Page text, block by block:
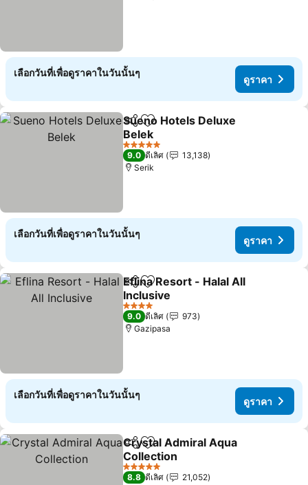
เลือกวันที่เพื่อดูราคาในวันนั้นๆ
ดูราคา
แชร์ เพิ่มในรายการโปรด
Sueno Hotels Deluxe
Belek
ดูราคา
5 ดาว
9.0 ดีเลิศ
13,138
Serik
เลือกวันที่เพื่อดูราคาในวันนั้นๆ
ดูราคา
แชร์ เพิ่มในรายการโปรด
Eflina Resort - Halal All
Inclusive
ดูราคา
4 ดาว
9.0 ดีเลิศ
973
Gazipasa
เลือกวันที่เพื่อดูราคาในวันนั้นๆ
ดูราคา
แชร์ เพิ่มในรายการโปรด
Crystal Admiral Aqua
Collection
ดูราคา
5 ดาว
8.8 ดีเลิศ
21,052